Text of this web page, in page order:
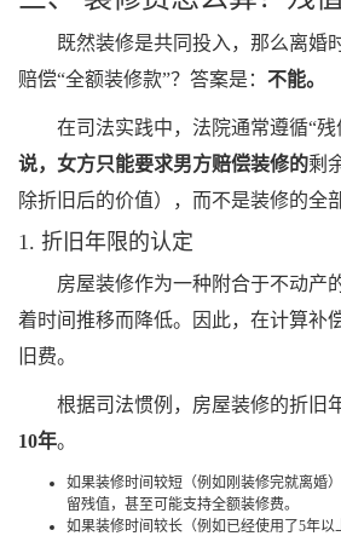
既然装修是共同投入，那么离婚
赔偿“全额装修款”？答案是： 不能。
在司法实践中，法院通常遵循“残
说，女方只能要求男方赔偿装修的剩
除折旧后的价值），而不是装修的全
1. 折旧年限的认定
房屋装修作为一种附合于不动产
着时间推移而降低。因此，在计算补
旧费。
根据司法惯例，房屋装修的折旧
10年。
如果装修时间较短（例如刚装修完就离婚
留残值，甚至可能支持全额装修费。
如果装修时间较长（例如已经使用了5年以